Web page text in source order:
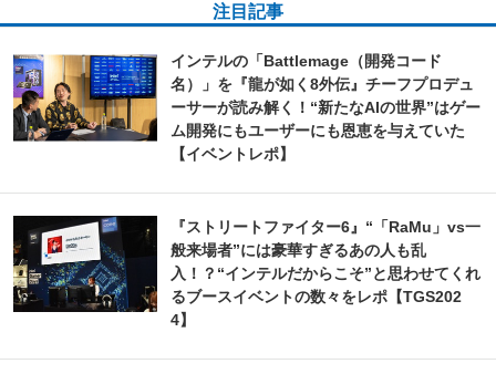
注目記事
インテルの「Battlemage（開発コード
名）」を『龍が如く8外伝』チーフプロデュ
ーサーが読み解く！“新たなAIの世界”はゲー
ム開発にもユーザーにも恩恵を与えていた
【イベントレポ】
『ストリートファイター6』“「RaMu」vs一
般来場者”には豪華すぎるあの人も乱
入！？“インテルだからこそ”と思わせてくれ
るブースイベントの数々をレポ【TGS202
4】